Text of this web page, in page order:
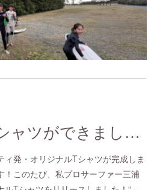
オリジナルTシャツができました！
ィ発・オリジナルTシャツが完成しま
！このたび、私プロサーファー三浦